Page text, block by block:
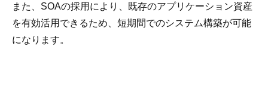
また、SOAの採用により、既存のアプリケーション資産
を有効活用できるため、短期間でのシステム構築が可能
になります。